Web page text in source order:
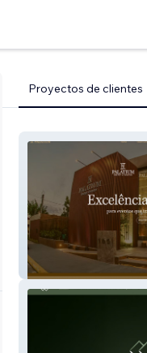
Proyectos de clientes
Grupo Palatium